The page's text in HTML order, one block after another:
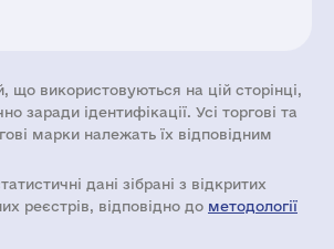
що використовуються на цій сторінці,
заради ідентифікації. Усі торгові та
марки належать їх відповідним
дані зібрані з відкритих
реєстрів, відповідно до методології